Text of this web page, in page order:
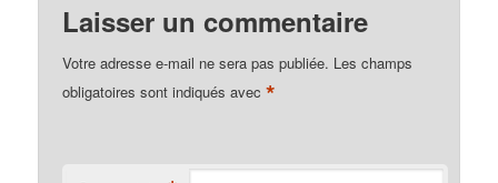
Laisser un commentaire
Votre adresse e-mail ne sera pas publiée. Les champs
obligatoires sont indiqués avec*